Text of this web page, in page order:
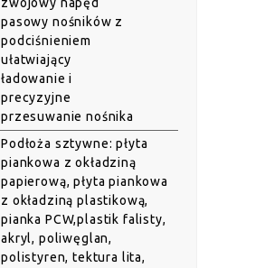
pasowy nośników z
podciśnieniem
ułatwiający
ładowanie i
precyzyjne
przesuwanie nośnika
Podłoża sztywne: płyta
piankowa z okładziną
papierową, płyta piankowa
z okładziną plastikową,
pianka PCW,plastik falisty,
akryl, poliwęglan,
polistyren, tektura lita,